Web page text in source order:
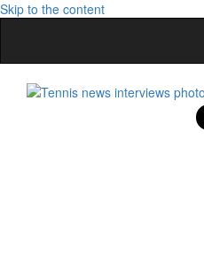
Skip to the content
Tennis news interviews
Tennis news interviews